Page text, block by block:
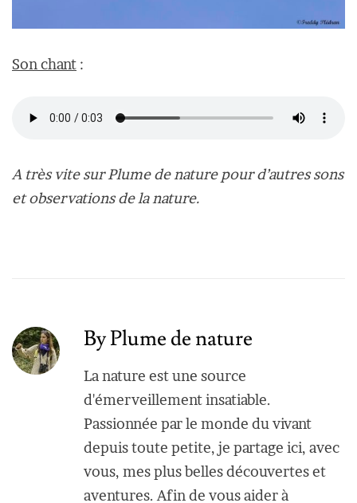
Son chant :
A très vite sur Plume de nature pour d’autres sons
et observations de la nature.
By Plume de nature
La nature est une source
d'émerveillement insatiable.
Passionnée par le monde du vivant
depuis toute petite, je partage ici, avec
vous, mes plus belles découvertes et
aventures. Afin de vous aider à